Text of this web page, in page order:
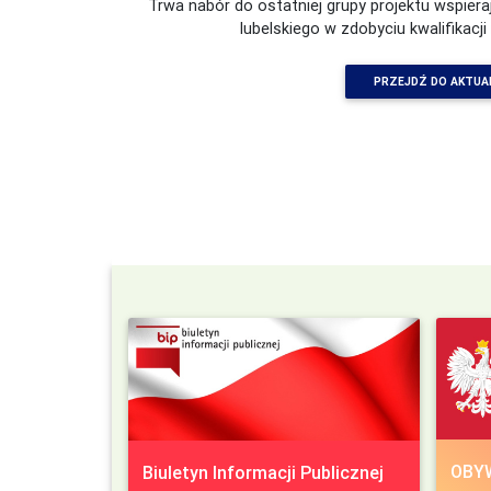
Trwa nabór do ostatniej grupy projektu
lubelskiego w zdobyciu
PRZEJDŹ DO
Urząd Miejski w Piaskach informuje o
Dorohusk odc. nr 1: Piaski (koniec
Biuletyn Informacji Publicznej